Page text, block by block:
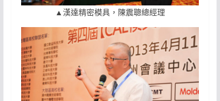
▲漢達精密模具，陳震聰總經理